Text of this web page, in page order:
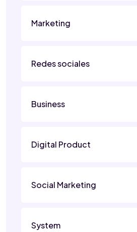
Marketing
Redes sociales
Business
Digital Product
Social Marketing
System